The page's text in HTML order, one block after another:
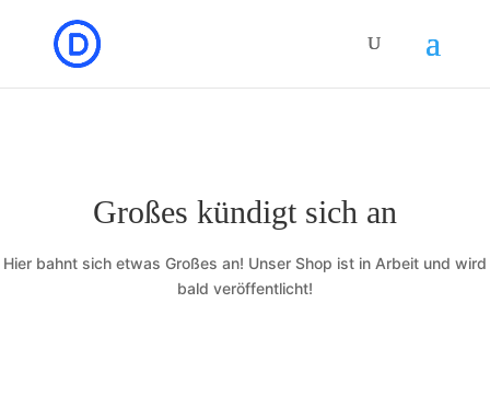
Großes kündigt sich an
Hier bahnt sich etwas Großes an! Unser Shop ist in Arbeit und wird
bald veröffentlicht!